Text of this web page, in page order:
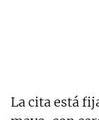
La cita está